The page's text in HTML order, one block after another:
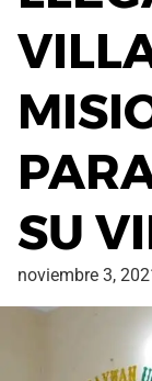
SU
noviembre 3,